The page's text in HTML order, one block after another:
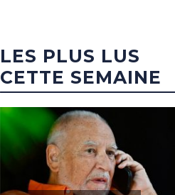
LES PLUS LUS
CETTE SEMAINE